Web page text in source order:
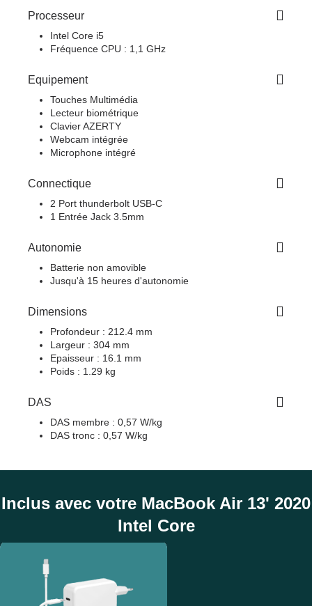
Processeur
Intel Core i5
Fréquence CPU : 1,1 GHz
Equipement
Touches Multimédia
Lecteur biométrique
Clavier AZERTY
Webcam intégrée
Microphone intégré
Connectique
2 Port thunderbolt USB-C
1 Entrée Jack 3.5mm
Autonomie
Batterie non amovible
Jusqu'à 15 heures d'autonomie
Dimensions
Profondeur : 212.4 mm
Largeur : 304 mm
Epaisseur : 16.1 mm
Poids : 1.29 kg
DAS
DAS membre : 0,57 W/kg
DAS tronc : 0,57 W/kg
Inclus avec votre MacBook Air 13' 2020
Intel Core